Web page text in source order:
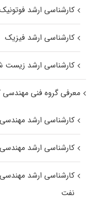
کارشناسی ارشد
کارشناسی ارشد فیزیک
کارشناسی ارشد زیست‌
معرفی گروه فنی مهندسی
کارشناسی ارشد
کارشناسی ارشد مهندسی
کارشناسی ارشد مهندسی
نفت